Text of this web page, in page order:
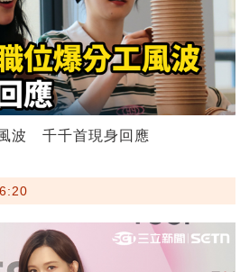
波 千千首現身回應